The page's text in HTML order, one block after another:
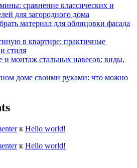
сравнение классических и
для загородного дома
материал для облицовки фасада
в квартире: практичные
стиля
и монтаж стальных навесов: виды,
доме своими руками: что можно
к Hello world!
к Hello world!